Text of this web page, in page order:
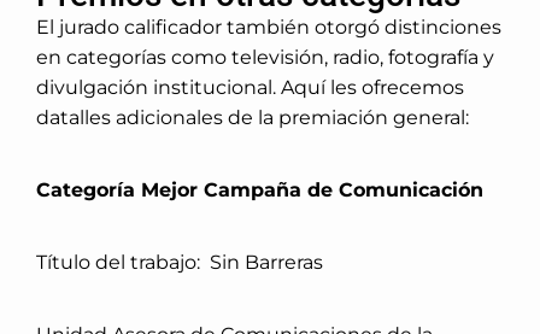
El jurado calificador también otorgó distinciones
en categorías como televisión, radio, fotografía y
divulgación institucional. Aquí les ofrecemos
datalles adicionales de la premiación general:
Categoría Mejor Campaña de Comunicación
Título del trabajo: Sin Barreras